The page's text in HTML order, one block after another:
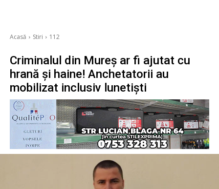
Acasă Stiri 112
Criminalul din Mureș ar fi ajutat cu
hrană și haine! Anchetatorii au
mobilizat inclusiv lunetiști